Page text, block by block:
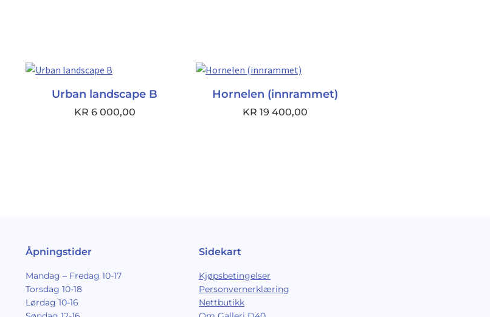
Urban landscape B
KR 6 000,00
Hornelen (innrammet)
KR 19 400,00
Åpningstider
Mandag – Fredag 10-17
Torsdag 10-18
Lørdag 10-16
Sidekart
Kjøpsbetingelser
Personvernerklæring
Nettbutikk